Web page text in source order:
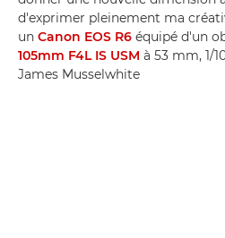
d'exprimer pleinement ma
un Canon EOS R6 équipé d'un
105mm F4L IS USM à 53 mm, 1/
James Musselwhite